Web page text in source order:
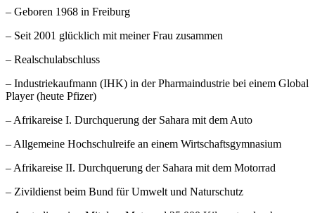
– Geboren 1968 in Freiburg
– Seit 2001 glücklich mit meiner Frau zusammen
– Realschulabschluss
– Industriekaufmann (IHK) in der Pharmaindustrie bei einem Global
Player (heute Pfizer)
– Afrikareise I. Durchquerung der Sahara mit dem Auto
– Allgemeine Hochschulreife an einem Wirtschaftsgymnasium
– Afrikareise II. Durchquerung der Sahara mit dem Motorrad
– Zivildienst beim Bund für Umwelt und Naturschutz